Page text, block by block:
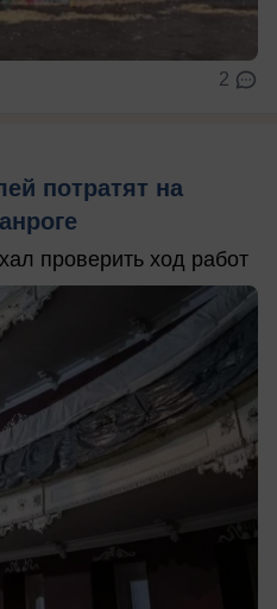
2
потратят на
проверить ход работ